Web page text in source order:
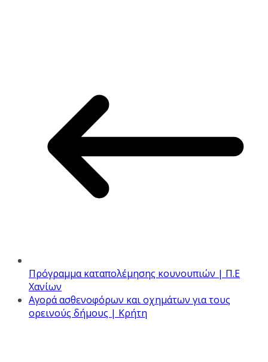
Πρόγραμμα καταπολέμησης κουνουπιών | Π.Ε
Χανίων
Αγορά ασθενοφόρων και οχημάτων για τους
ορεινούς δήμους | Κρήτη